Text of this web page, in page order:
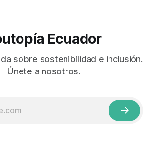
Ecuador
sobre sostenibilidad e inclusión.
Únete a nosotros.